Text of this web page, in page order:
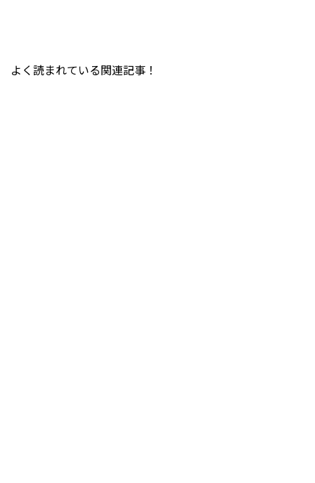
よく読まれている関連記事！